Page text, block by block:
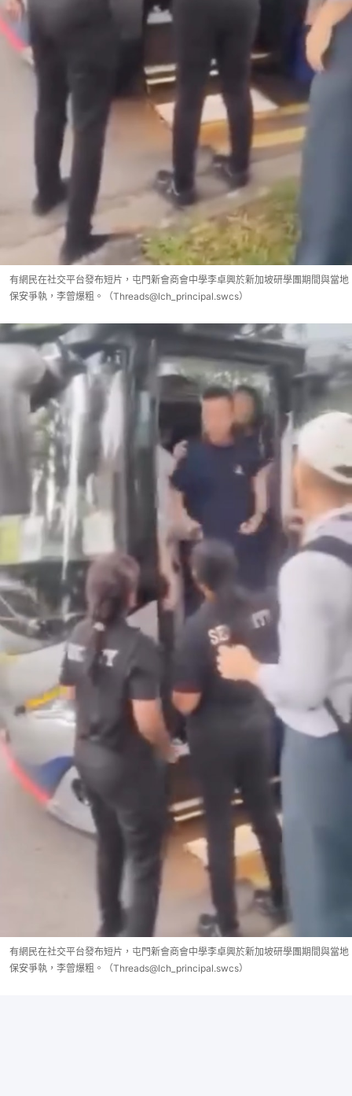
有網民在社交平台發布短片，屯門新會商會中學李卓興於新加坡研學團期間與當地
保安爭執，李曾爆粗。（Threads@lch_principal.swcs）
有網民在社交平台發布短片，屯門新會商會中學李卓興於新加坡研學團期間與當地
保安爭執，李曾爆粗。（Threads@lch_principal.swcs）